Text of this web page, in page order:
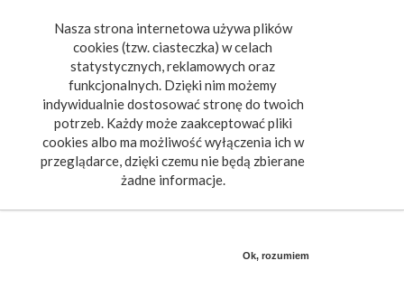
Nasza strona internetowa używa plików
cookies (tzw. ciasteczka) w celach
statystycznych, reklamowych oraz
funkcjonalnych. Dzięki nim możemy
indywidualnie dostosować stronę do twoich
potrzeb. Każdy może zaakceptować pliki
cookies albo ma możliwość wyłączenia ich w
przeglądarce, dzięki czemu nie będą zbierane
żadne informacje.
Ok, rozumiem